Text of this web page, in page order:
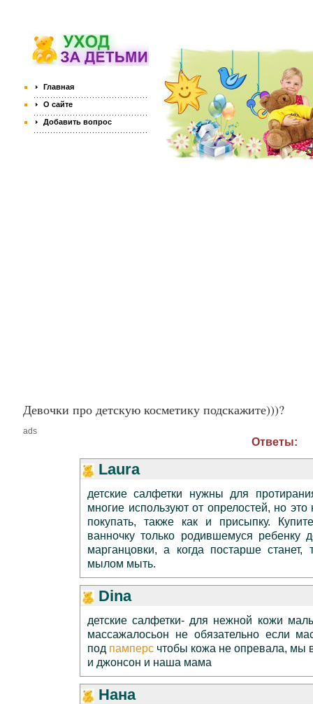
Главная
О сайте
Добавить вопрос
Девочки про детскую косметику подскажите)))?
ads
Ответы:
Laura
детские салфетки нужны для
многие используют от опрелостей, но
покупать, также как и присыпку.
ванночку только родившемуся ребенку
марганцовки, а когда постарше
мылом мыть.
Dina
детские салфетки- для нежной кожи
массажалосьон не обязательно если
под памперс чтобы кожа не опревала, мы
и джонсон и наша мама
Нана